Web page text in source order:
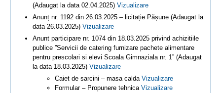
(Adaugat la data 02.04.2025) Vizualizare
Anunț nr. 1192 din 26.03.2025 – licitație Pășune (Adaugat la
data 26.03.2025) Vizualizare
Anunt participare nr. 1074 din 18.03.2025 privind achizitiile
publice ”Servicii de catering furnizare pachete alimentare
pentru prescolari si elevi Scoala Gimnaziala nr. 1” (Adaugat
la data 18.03.2025) Vizualizare
Caiet de sarcini – masa calda Vizualizare
Formular – Propunere tehnica Vizualizare